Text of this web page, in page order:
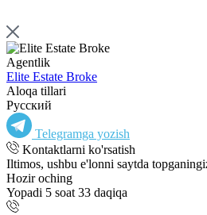
Agentlik
Elite Estate Broke
Aloqa tillari
Русский
Telegramga yozish
Kontaktlarni ko'rsatish
Iltimos, ushbu e'lonni saytda
Hozir oching
Yopadi 5 soat 33 daqiqa